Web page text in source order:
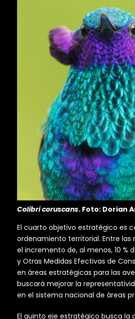
Colibri coruscans. Foto: Dorian
El cuarto objetivo estratégico es
ordenamiento territorial. Entre las
el incremento de, al menos, 10 %
y Otras Medidas Efectivas de
en áreas estratégicas para las
buscará mejorar la
en el sistema nacional de áreas
El quinto eje estratégico busca la